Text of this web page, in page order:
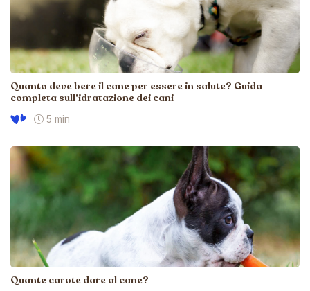
Quanto deve bere il cane per essere in salute? Guida
completa sull'idratazione dei cani
5 min
Quante carote dare al cane?